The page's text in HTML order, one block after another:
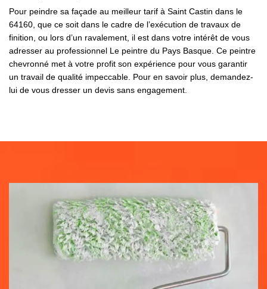
Pour peindre sa façade au meilleur tarif à Saint Castin dans le
64160, que ce soit dans le cadre de l’exécution de travaux de
finition, ou lors d’un ravalement, il est dans votre intérêt de vous
adresser au professionnel Le peintre du Pays Basque. Ce peintre
chevronné met à votre profit son expérience pour vous garantir
un travail de qualité impeccable. Pour en savoir plus, demandez-
lui de vous dresser un devis sans engagement.